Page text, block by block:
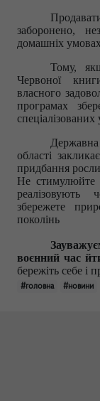
заборонено,
домашніх
Тому,
Червоної
власного
програмах
спеціалізованих
області
придбання
Не стимулюйте
збережете
поколінь
воєнний час
бережіть себе і
#головна #новини